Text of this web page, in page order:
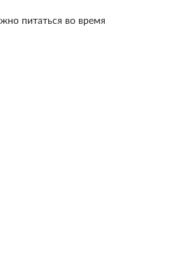
питаться во время